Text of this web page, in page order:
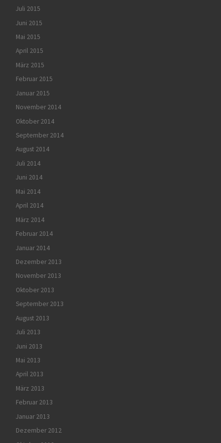
Juli 2015
Juni 2015
Mai 2015
April 2015
März 2015
Februar 2015
Januar 2015
November 2014
Oktober 2014
September 2014
August 2014
Juli 2014
Juni 2014
Mai 2014
April 2014
März 2014
Februar 2014
Januar 2014
Dezember 2013
November 2013
Oktober 2013
September 2013
August 2013
Juli 2013
Juni 2013
Mai 2013
April 2013
März 2013
Februar 2013
Januar 2013
Dezember 2012